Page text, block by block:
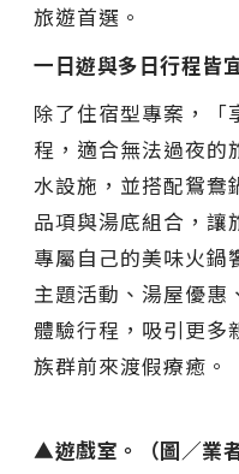
旅遊首選。
一日遊與多日行程皆
除了住宿型專案，「
程，適合無法過夜的
水設施，並搭配鴛鴦
品項與湯底組合，讓
專屬自己的美味火鍋
主題活動、湯屋優惠
體驗行程，吸引更多
族群前來渡假療癒。
▲遊戲室。（圖／業者